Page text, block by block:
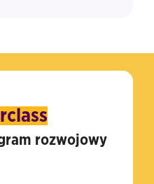
rozwojowy